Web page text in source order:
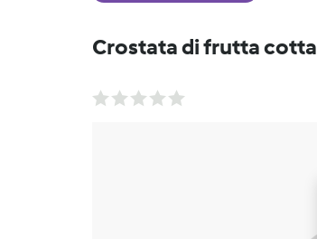
Crostata di frutta cotta